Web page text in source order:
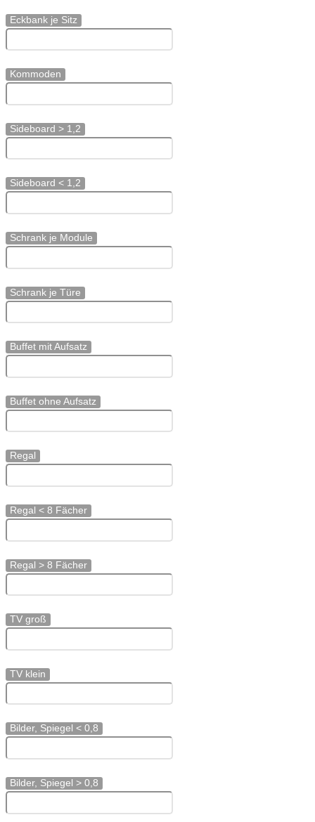
Eckbank je Sitz
Kommoden
Sideboard > 1,2
Sideboard < 1,2
Schrank je Module
Schrank je Türe
Buffet mit Aufsatz
Buffet ohne Aufsatz
Regal
Regal < 8 Fächer
Regal > 8 Fächer
TV groß
TV klein
Bilder, Spiegel < 0,8
Bilder, Spiegel > 0,8